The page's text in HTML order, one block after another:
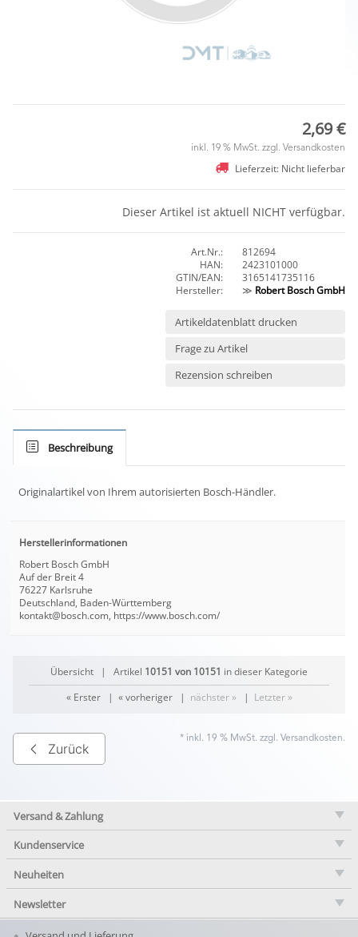
2,69 €
inkl. 19 % MwSt. zzgl. Versandkosten
Lieferzeit: Nicht lieferbar
Dieser Artikel ist aktuell NICHT verfügbar.
Art.Nr.:
812694
HAN:
2423101000
GTIN/EAN:
3165141735116
Hersteller:
≫ Robert Bosch GmbH
Artikeldatenblatt drucken
Frage zu Artikel
Rezension schreiben
Beschreibung
Originalartikel von Ihrem autorisierten Bosch-Händler.
Herstellerinformationen
Robert Bosch GmbH
Auf der Breit 4
76227 Karlsruhe
Deutschland, Baden-Württemberg
kontakt@bosch.com, https://www.bosch.com/
Übersicht | Artikel 10151 von 10151 in dieser Kategorie
« Erster| « vorheriger| nächster »| Letzter »
Zurück
* inkl. 19 % MwSt. zzgl. Versandkosten.
Versand & Zahlung
Kundenservice
Neuheiten
Newsletter